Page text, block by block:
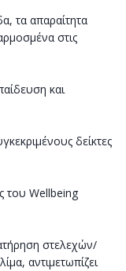
τα απαραίτητα
στις
και
δείκτες
του Wellbeing
στελεχών/
αντιμετωπίζει